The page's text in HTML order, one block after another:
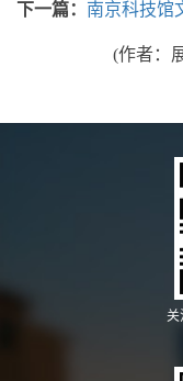
下一篇： 南京科技馆
(作者：
关